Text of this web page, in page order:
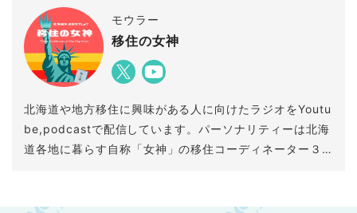
モウラー
移住の女神
北海道や地方移住に興味がある人に向けたラジオをYoutu
be,podcastで配信しています。パーソナリティーは北海
道各地に暮らす自称「女神」の移住コーディネーター３
をいくつかにまとめてご紹介していきますので、お楽し